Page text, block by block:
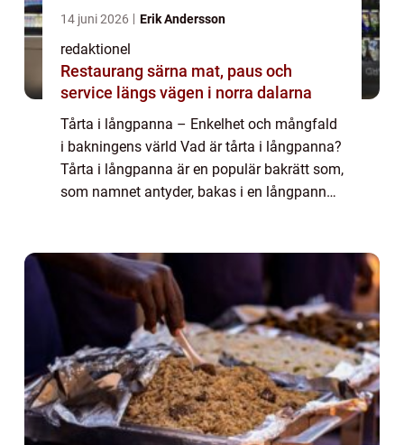
14 juni 2026 Erik Andersson
redaktionel
Restaurang särna mat, paus och
service längs vägen i norra dalarna
Tårta i långpanna – Enkelhet och mångfald
i bakningens värld Vad är tårta i långpanna?
Tårta i långpanna är en populär bakrätt som,
som namnet antyder, bakas i en långpanna.